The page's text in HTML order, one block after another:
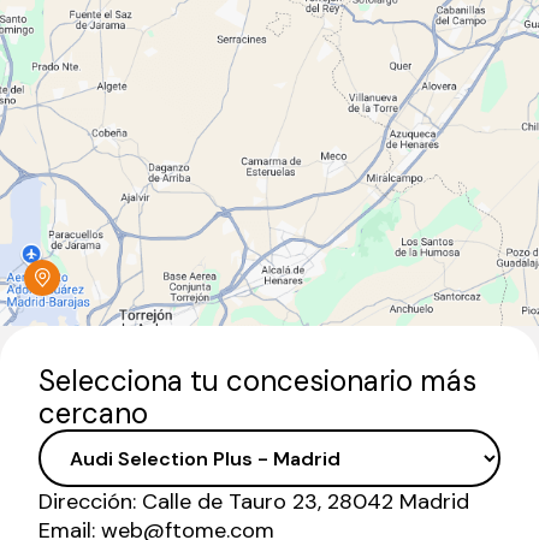
Selecciona tu concesionario más
cercano
Dirección: Calle de Tauro 23, 28042 Madrid
Email: web@ftome.com